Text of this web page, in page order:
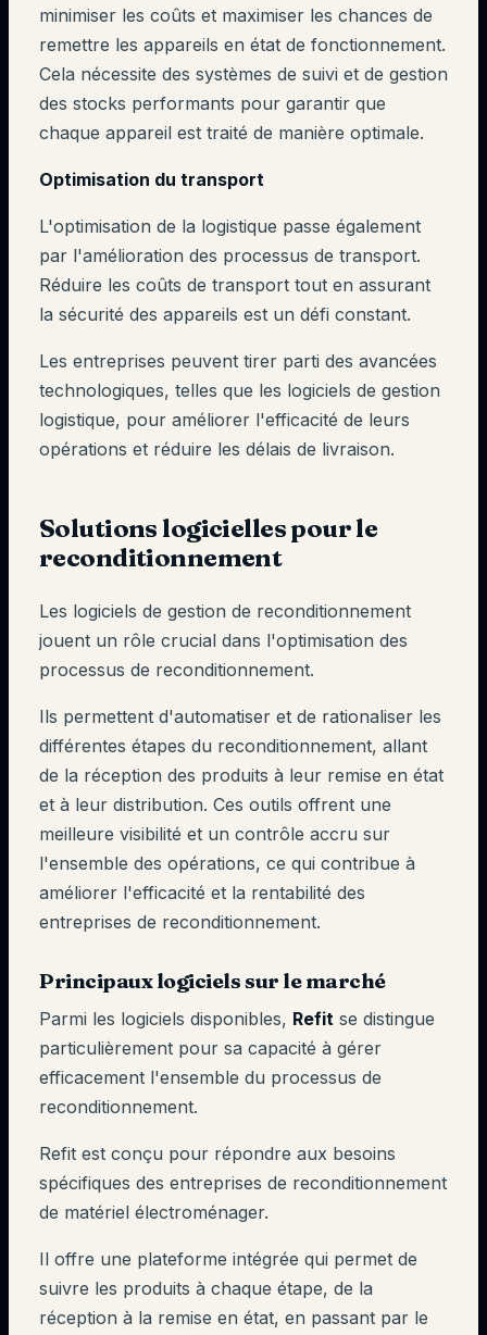
minimiser les coûts et maximiser les chances de
remettre les appareils en état de fonctionnement.
Cela nécessite des systèmes de suivi et de gestion
des stocks performants pour garantir que
chaque appareil est traité de manière optimale.
Optimisation du transport
L'optimisation de la logistique passe également
par l'amélioration des processus de transport.
Réduire les coûts de transport tout en assurant
la sécurité des appareils est un défi constant.
Les entreprises peuvent tirer parti des avancées
technologiques, telles que les logiciels de gestion
logistique, pour améliorer l'efficacité de leurs
opérations et réduire les délais de livraison.
Solutions logicielles pour le
reconditionnement
Les logiciels de gestion de reconditionnement
jouent un rôle crucial dans l'optimisation des
processus de reconditionnement.
Ils permettent d'automatiser et de rationaliser les
différentes étapes du reconditionnement, allant
de la réception des produits à leur remise en état
et à leur distribution. Ces outils offrent une
meilleure visibilité et un contrôle accru sur
l'ensemble des opérations, ce qui contribue à
améliorer l'efficacité et la rentabilité des
entreprises de reconditionnement.
Principaux logiciels sur le marché
Parmi les logiciels disponibles, Refit se distingue
particulièrement pour sa capacité à gérer
efficacement l'ensemble du processus de
reconditionnement.
Refit est conçu pour répondre aux besoins
spécifiques des entreprises de reconditionnement
de matériel électroménager.
Il offre une plateforme intégrée qui permet de
suivre les produits à chaque étape, de la
réception à la remise en état, en passant par le